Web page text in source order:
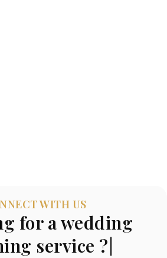
WITH US
for a wedding
service ?|